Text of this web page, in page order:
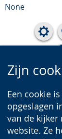
None
Zijn
Een cookie
opgeslagen
van de kijker
website. Ze